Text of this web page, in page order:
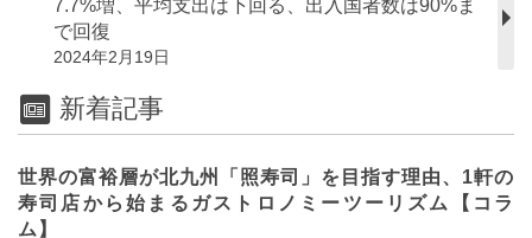
7.7%増、平均支出は下回る、出入国者数は90%ま
で回復
2024年2月19日
新着記事
世界の富裕層が北九州「照寿司」を目指す理由、1軒の
寿司店から始まるガストロノミーツーリズム【コラ
ム】